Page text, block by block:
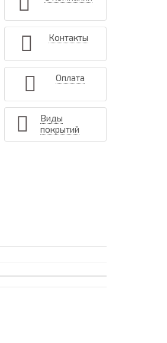
Контакты
Оплата
Виды
покрытий